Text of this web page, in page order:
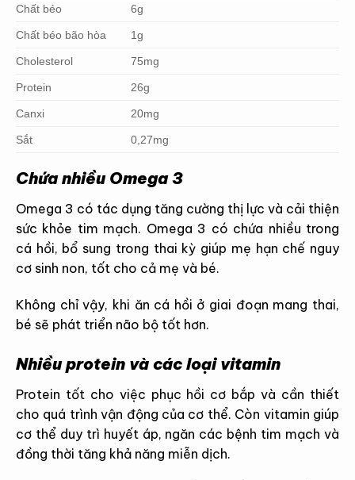
Chất béo 6g
Chất béo bão hòa 1g
Cholesterol 75mg
Protein 26g
Canxi 20mg
Sắt 0,27mg
Chứa nhiều Omega 3
Omega 3 có tác dụng tăng cường thị lực và cải thiện
sức khỏe tim mạch. Omega 3 có chứa nhiều trong
cá hồi, bổ sung trong thai kỳ giúp mẹ hạn chế nguy
cơ sinh non, tốt cho cả mẹ và bé.
Không chỉ vậy, khi ăn cá hồi ở giai đoạn mang thai,
bé sẽ phát triển não bộ tốt hơn.
Nhiều protein và các loại vitamin
Protein tốt cho việc phục hồi cơ bắp và cần thiết
cho quá trình vận động của cơ thể. Còn vitamin giúp
cơ thể duy trì huyết áp, ngăn các bệnh tim mạch và
đồng thời tăng khả năng miễn dịch.